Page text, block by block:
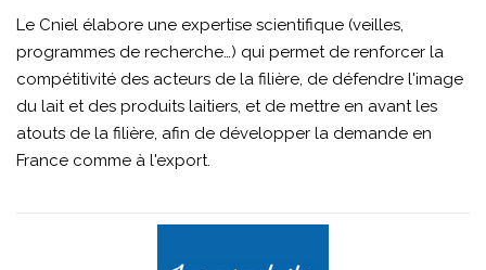
Le Cniel élabore une expertise scientifique (veilles,
programmes de recherche…) qui permet de renforcer la
compétitivité des acteurs de la filière, de défendre l'image
du lait et des produits laitiers, et de mettre en avant les
atouts de la filière, afin de développer la demande en
France comme à l'export.